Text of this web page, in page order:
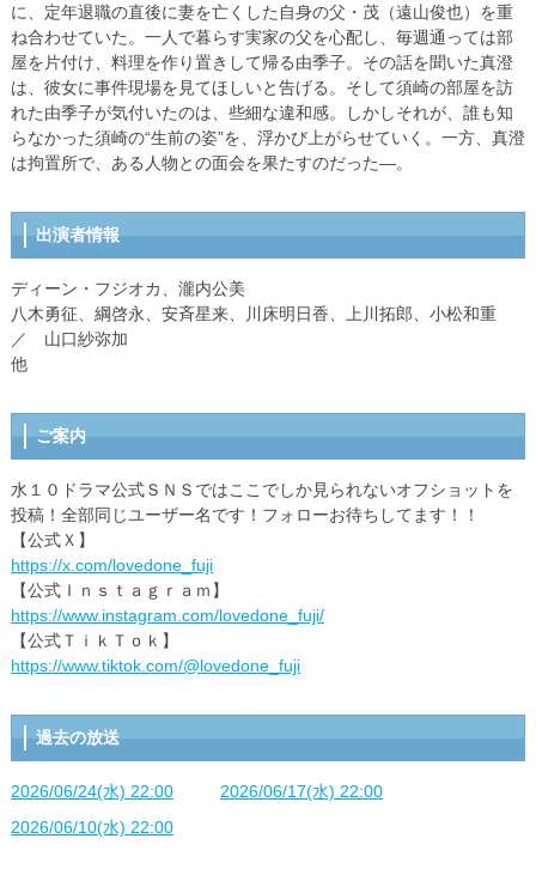
に、定年退職の直後に妻を亡くした自身の父・茂（遠山俊也）を重
ね合わせていた。一人で暮らす実家の父を心配し、毎週通っては部
屋を片付け、料理を作り置きして帰る由季子。その話を聞いた真澄
は、彼女に事件現場を見てほしいと告げる。そして須崎の部屋を訪
れた由季子が気付いたのは、些細な違和感。しかしそれが、誰も知
らなかった須崎の“生前の姿”を、浮かび上がらせていく。一方、真澄
は拘置所で、ある人物との面会を果たすのだった―。
出演者情報
ディーン・フジオカ、瀧内公美
八木勇征、綱啓永、安斉星来、川床明日香、上川拓郎、小松和重
／ 山口紗弥加
他
ご案内
水１０ドラマ公式ＳＮＳではここでしか見られないオフショットを
投稿！全部同じユーザー名です！フォローお待ちしてます！！
【公式Ｘ】
https://x.com/lovedone_fuji
【公式Ｉｎｓｔａｇｒａｍ】
https://www.instagram.com/lovedone_fuji/
【公式ＴｉｋＴｏｋ】
https://www.tiktok.com/@lovedone_fuji
過去の放送
2026/06/24(水) 22:00
2026/06/17(水) 22:00
2026/06/10(水) 22:00